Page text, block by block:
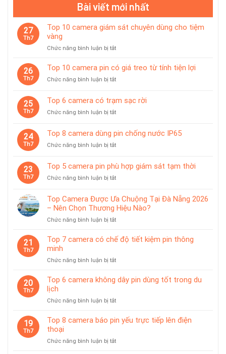
Bài viết mới nhất
27
Th7
Top 10 camera giám sát chuyên dùng cho tiệm
vàng
Chức năng bình luận bị tắtở
10
camera
giám
chuyên
vàng
26
Th7
Top 10 camera pin có giá treo từ tính tiện lợi
Chức năng bình luận bị tắtở
camera
pin
giá
từ
tiện
25
Th7
Top 6 camera có trạm sạc rời
Chức năng bình luận bị tắtở
6
camera
có
sạc
24
Th7
Top 8 camera dùng pin chống nước IP65
Chức năng bình luận bị tắtở
8
camera
dùng
chống
nước
IP65
23
Th7
Top 5 camera pin phù hợp giám sát tạm thời
Chức năng bình luận bị tắtở
5
camera
pin
phù
giám
thời
Top Camera Được Ưa Chuộng Tại Đà Nẵng 2026
– Nên Chọn Thương Hiệu Nào?
Chức năng bình luận bị tắtở
Camera
Được
Chuộng
Đà
Chọn
Hiệu
21
Th7
Top 7 camera có chế độ tiết kiệm pin thông
minh
Chức năng bình luận bị tắtở
camera
chế
tiết
20
Th7
Top 6 camera không dây pin dùng tốt trong du
lịch
Chức năng bình luận bị tắtở
6
camera
dây
19
Th7
Top 8 camera báo pin yếu trực tiếp lên điện
thoại
Chức năng bình luận bị tắtở